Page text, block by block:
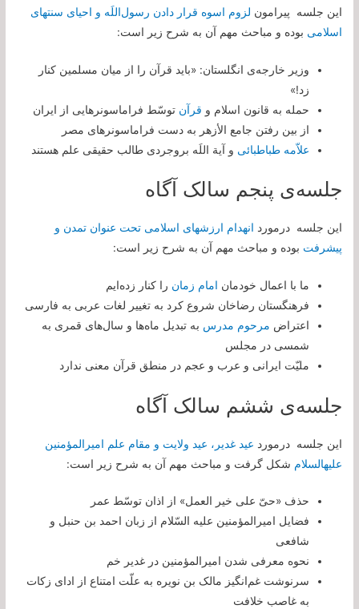
این جلسه پیرامون لزوم اسوه قرار دادن رسول‌اللَه و احیاى سنت‏هاى
اسلامى بوده و مباحث مهم آن به شرح زیر است:
وزیر خارجه‌ی انگلستان: «باید قرآن را از میان مسلمین کنار
زد!»
حمله به قانون اسلام و قرآن توسّط فراماسونرهایی از ایران
از بین رفتن جامع الأزهر به دست فراماسونرهای مصر
علاّمه طباطبائی و آیة اللَه بروجردی طالب حقیقی علم هستند
جلسه‌ی پنجم سالک آگاه
این جلسه درمورد انهدام ارزش‏هاى اسلامى تحت عنوان تمدن و
پیشرفت بوده و مباحث مهم آن به شرح زیر است:
ما با اعمال خودمان امام زمان را کنار زده‌ایم
فرهنگستان رضاخان شروع کرد به تغییر لغات عربی به فارسی
اعتراض مرحوم مدرس به تبدیل ماه‌ها و سال‌های قمری به
شمسی در مجلس
ملیّت ایرانی و عرب و عجم در منطق قرآن معنی ندارد
جلسه‌ی ششم سالک آگاه
این جلسه درمورد عید غدیر، عید ولایت و مقام علم امیرالمؤمنین
علیه‏السلام شکل گرفت و مباحث مهم آن به شرح زیر است:
حذف «حیّ علی خیر العمل» از اذان توسّط عمر
فضایل امیرالمؤمنین علیه السّلام از زبان احمد بن حنبل و
شافعی
نحوه معرفی شدن امیرالمؤمنین در غدیر خم
سرنوشت غم‌انگیز مالک بن نویره به علّت امتناع از ادای زکات
به غاصب خلافت